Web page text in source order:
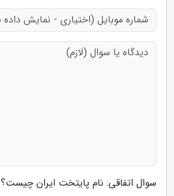
سوال اتفاقی: نام پایتخت ایران چیست؟